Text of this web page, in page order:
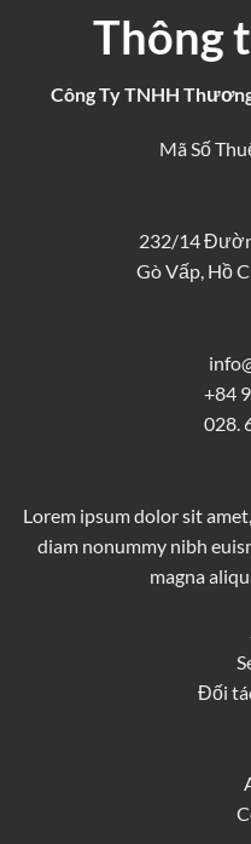
Thông
Công Ty TNHH
Mã Số
232/14
Gò Vấp, Hồ
+84
028.
Lorem ipsum dolor sit
diam nonummy nibh
magna
Đối